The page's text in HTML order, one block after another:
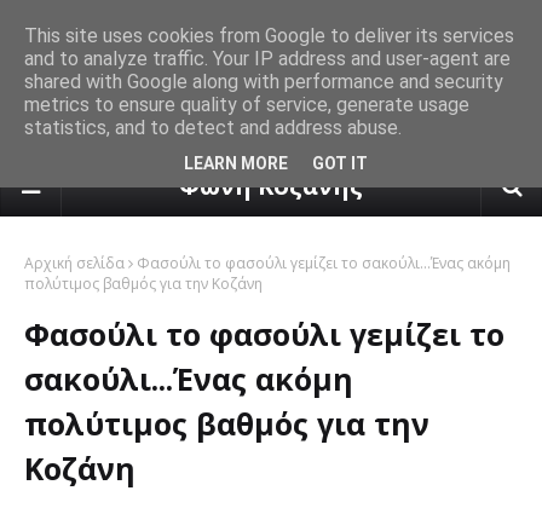
πρόγνωση καιρού από το
Φωνή Κοζάνης
Αρχική σελίδα
Φασούλι το φασούλι γεμίζει το σακούλι...Ένας ακόμη
πολύτιμος βαθμός για την Κοζάνη
Φασούλι το φασούλι γεμίζει το
σακούλι...Ένας ακόμη
πολύτιμος βαθμός για την
Κοζάνη
This site uses cookies from Google to deliver its services
and to analyze traffic. Your IP address and user-agent are
shared with Google along with performance and security
metrics to ensure quality of service, generate usage
statistics, and to detect and address abuse.
LEARN MORE GOT IT